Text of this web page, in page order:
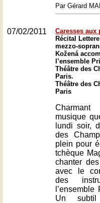
Par Gérard
07/02/2011
Caresses aux
Récital
mezzo-
Kožená
l’ensemble
Théâtre des
Paris.
Théâtre des
Paris
musique
lundi soir,
des
plein pour
tchèque
chanter
avec le
des
Un